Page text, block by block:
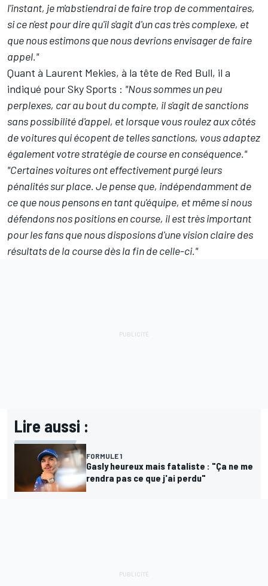
l'instant, je m'abstiendrai de faire trop de commentaires,
si ce n'est pour dire qu'il s'agit d'un cas très complexe, et
que nous estimons que nous devrions envisager de faire
appel."
Quant à Laurent Mekies, à la tête de Red Bull, il a
indiqué pour Sky Sports : "Nous sommes un peu
perplexes, car au bout du compte, il s'agit de sanctions
sans possibilité d'appel, et lorsque vous roulez aux côtés
de voitures qui écopent de telles sanctions, vous adaptez
également votre stratégie de course en conséquence."
"Certaines voitures ont effectivement purgé leurs
pénalités sur place. Je pense que, indépendamment de
ce que nous pensons en tant qu'équipe, et même si nous
défendons nos positions en course, il est très important
pour les fans que nous disposions d'une vision claire des
résultats de la course dès la fin de celle-ci."
Lire aussi :
FORMULE 1
Gasly heureux mais fataliste : "Ça ne me
rendra pas ce que j'ai perdu"